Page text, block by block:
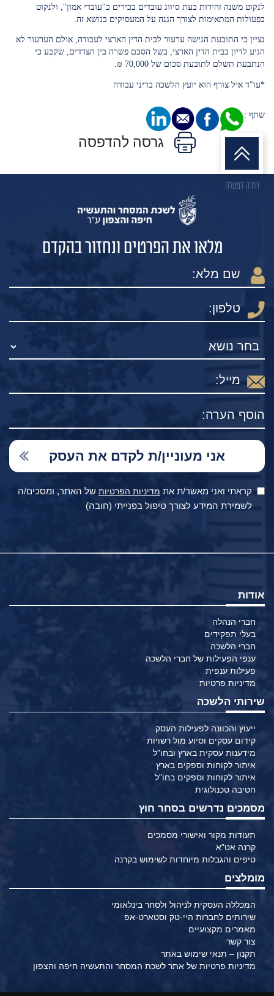
לנקוט משנה זהירות בעת סיווג עובדים בכירים כ"עובדי אמון", ולנקוט
בפעולות המתאימות לצורך הגנה על המעסיקים בנושא זה.
נציין כי התובעת הגישה ערעור לבית הדין הארצי לעבודה, אולם הערעור לא
הגיע לדיון בבית הדין הארצי, בשל הסכם פשרה בין הצדדים, שקבע כי
הנתבעת תשלם לתובעת סכום של 70,000 ₪.
*עו"ד איל צורף הוא יועץ הלשכה בדיני עבודה
שתף :
גרסה להדפסה
חזרה למעלה
מלאו את הפרטים ונחזור בהקדם
קראתי ואני מאשר/ת את מדיניות הפרטיות של האתר, ומסכים/ה
לשמירת המידע לצורך טיפול בפנייתי (חובה)
אודות
חברי הנהלה
בעלי תפקידים
חברי הלשכה
ענפי הפעילות של חברי הלשכה
פעילות ענפית
מדיניות פרטיות
שירותי הלשכה
ייעוץ והכוונה לפעילות העסק
קידום עסקים וסיוע מול רשויות
מידענות עסקית בארץ ובחו"ל
איתור לקוחות וספקים בארץ
איתור לקוחות וספקים בחו"ל
חטיבה טכנולוגית
מסמכים נדרשים בסחר חוץ
תעודות מקור ואישורי מסמכים
קרנה אט"א
טיפים והגבלות מיוחדות לשימוש בקרנה
מומלצים
המכללה העסקית לניהול ולסחר בינלאומי
שירותים לחברות היי-טק וסטארט-אפ
מאמרים מקצועיים
צור קשר
תקנון – תנאי שימוש באתר
מדיניות פרטיות של אתר לשכת המסחר והתעשיה חיפה והצפון